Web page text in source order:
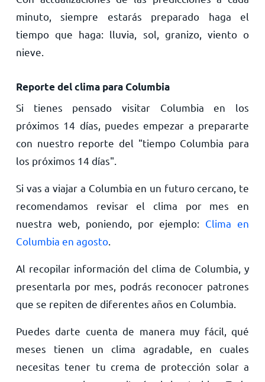
minuto, siempre estarás preparado haga el
tiempo que haga: lluvia, sol, granizo, viento o
nieve.
Reporte del clima para Columbia
Si tienes pensado visitar Columbia en los
próximos 14 días, puedes empezar a prepararte
con nuestro reporte del "tiempo Columbia para
los próximos 14 días".
Si vas a viajar a Columbia en un futuro cercano, te
recomendamos revisar el clima por mes en
nuestra web, poniendo, por ejemplo: Clima en
Columbia en agosto.
Al recopilar información del clima de Columbia, y
presentarla por mes, podrás reconocer patrones
que se repiten de diferentes años en Columbia.
Puedes darte cuenta de manera muy fácil, qué
meses tienen un clima agradable, en cuales
necesitas tener tu crema de protección solar a